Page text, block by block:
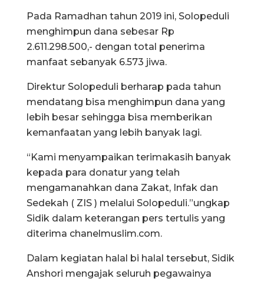
Pada Ramadhan tahun 2019 ini, Solopeduli
menghimpun dana sebesar Rp
2.611.298.500,- dengan total penerima
manfaat sebanyak 6.573 jiwa.
Direktur Solopeduli berharap pada tahun
mendatang bisa menghimpun dana yang
lebih besar sehingga bisa memberikan
kemanfaatan yang lebih banyak lagi.
“Kami menyampaikan terimakasih banyak
kepada para donatur yang telah
mengamanahkan dana Zakat, Infak dan
Sedekah ( ZIS ) melalui Solopeduli.”ungkap
Sidik dalam keterangan pers tertulis yang
diterima chanelmuslim.com.
Dalam kegiatan halal bi halal tersebut, Sidik
Anshori mengajak seluruh pegawainya